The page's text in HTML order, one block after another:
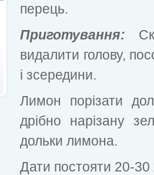
перець.
Приготування:
видалити голову,
і зсередини.
Лимон порізати
дрібно нарізану
дольки лимона.
Дати постояти 20-30